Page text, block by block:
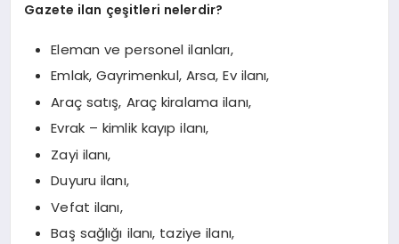
Gazete ilan çeşitleri nelerdir?
Eleman ve personel ilanları,
Emlak, Gayrimenkul, Arsa, Ev ilanı,
Araç satış, Araç kiralama ilanı,
Evrak – kimlik kayıp ilanı,
Zayi ilanı,
Duyuru ilanı,
Vefat ilanı,
Baş sağlığı ilanı, taziye ilanı,